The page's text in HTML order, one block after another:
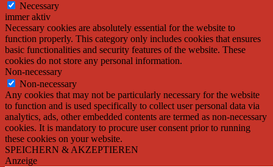
Necessary
immer aktiv
Necessary cookies are absolutely essential for the website to
function properly. This category only includes cookies that ensures
basic functionalities and security features of the website. These
cookies do not store any personal information.
Non-necessary
Non-necessary
Any cookies that may not be particularly necessary for the website
to function and is used specifically to collect user personal data via
analytics, ads, other embedded contents are termed as non-necessary
cookies. It is mandatory to procure user consent prior to running
these cookies on your website.
SPEICHERN & AKZEPTIEREN
Anzeige